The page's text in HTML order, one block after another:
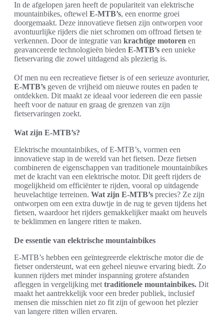
In de afgelopen jaren heeft de populariteit van elektrische
mountainbikes, oftewel E-MTB’s, een enorme groei
doorgemaakt. Deze innovatieve fietsen zijn ontworpen voor
avontuurlijke rijders die niet schromen om offroad fietsen te
verkennen. Door de integratie van krachtige motoren en
geavanceerde technologieën bieden E-MTB’s een unieke
fietservaring die zowel uitdagend als plezierig is.
Of men nu een recreatieve fietser is of een serieuze avonturier,
E-MTB’s geven de vrijheid om nieuwe routes en paden te
ontdekken. Dit maakt ze ideaal voor iedereen die een passie
heeft voor de natuur en graag de grenzen van zijn
fietservaringen zoekt.
Wat zijn E-MTB’s?
Elektrische mountainbikes, of E-MTB’s, vormen een
innovatieve stap in de wereld van het fietsen. Deze fietsen
combineren de eigenschappen van traditionele mountainbikes
met de kracht van een elektrische motor. Dit geeft rijders de
mogelijkheid om efficiënter te rijden, vooral op uitdagende
heuvelachtige terreinen. Wat zijn E-MTB’s precies? Ze zijn
ontworpen om een extra duwtje in de rug te geven tijdens het
fietsen, waardoor het rijders gemakkelijker maakt om heuvels
te beklimmen en langere ritten te maken.
De essentie van elektrische mountainbikes
E-MTB’s hebben een geïntegreerde elektrische motor die de
fietser ondersteunt, wat een geheel nieuwe ervaring biedt. Zo
kunnen rijders met minder inspanning grotere afstanden
afleggen in vergelijking met traditionele mountainbikes. Dit
maakt het aantrekkelijk voor een breder publiek, inclusief
mensen die misschien niet zo fit zijn of gewoon het plezier
van langere ritten willen ervaren.